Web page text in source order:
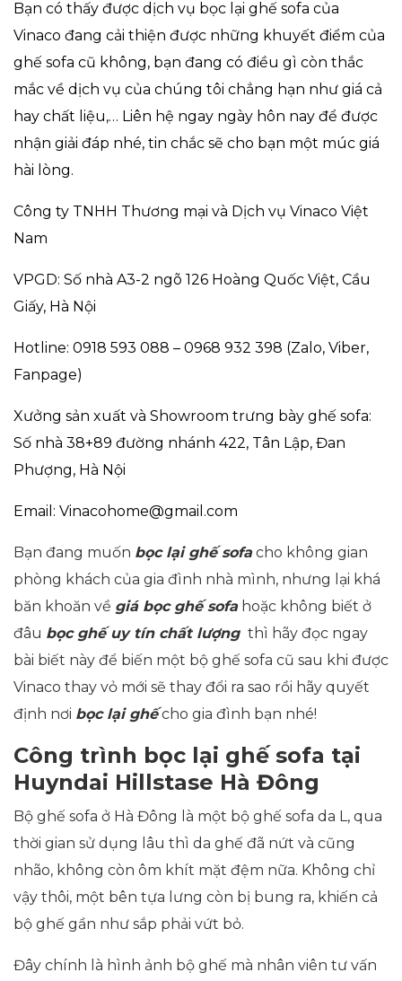
Bạn có thấy được dịch vụ bọc lại ghế sofa của
Vinaco đang cải thiện được những khuyết điểm của
ghế sofa cũ không, bạn đang có điều gì còn thắc
mắc về dịch vụ của chúng tôi chẳng hạn như giá cả
hay chất liệu,… Liên hệ ngay ngày hôn nay để được
nhận giải đáp nhé, tin chắc sẽ cho bạn một múc giá
hài lòng.
Công ty TNHH Thương mại và Dịch vụ Vinaco Việt
Nam
VPGD: Số nhà A3-2 ngõ 126 Hoàng Quốc Việt, Cầu
Giấy, Hà Nội
Hotline: 0918 593 088 – 0968 932 398 (Zalo, Viber,
Fanpage)
Xưởng sản xuất và Showroom trưng bày ghế sofa:
Số nhà 38+89 đường nhánh 422, Tân Lập, Đan
Phượng, Hà Nội
Email: Vinacohome@gmail.com
Bạn đang muốn bọc lại ghế sofacho không gian
phòng khách của gia đình nhà mình, nhưng lại khá
băn khoăn về giá bọc ghế sofahoặc không biết ở
đâu bọc ghế uy tín chất lượng thì hãy đọc ngay
bài biết này để biến một bộ ghế sofa cũ sau khi được
Vinaco thay vỏ mới sẽ thay đổi ra sao rồi hãy quyết
định nơi bọc lại ghếcho gia đình bạn nhé!
Công trình bọc lại ghế sofa tại
Huyndai Hillstase Hà Đông
Bộ ghế sofa ở Hà Đông là một bộ ghế sofa da L, qua
thời gian sử dụng lâu thì da ghế đã nứt và cũng
nhão, không còn ôm khít mặt đệm nữa. Không chỉ
vậy thôi, một bên tựa lưng còn bị bung ra, khiến cả
bộ ghế gần như sắp phải vứt bỏ.
Đây chính là hình ảnh bộ ghế mà nhân viên tư vấn